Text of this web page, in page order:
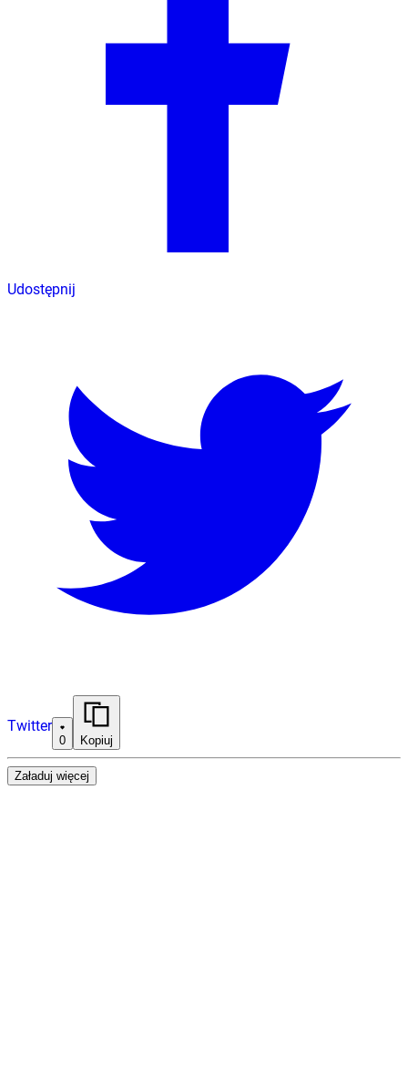
Udostępnij
Twitter
0 Kopiuj
Załaduj więcej